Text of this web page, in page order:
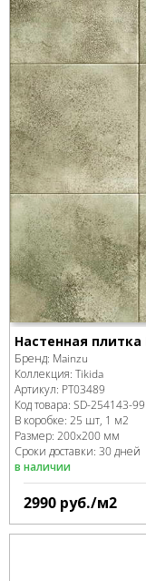
Настенная плитка
Бренд: Mainzu
Коллекция: Tikida
Артикул: PT03489
Код товара: SD-254143-99
В коробке: 25 шт, 1 м2
Размер: 200x200 мм
Сроки доставки: 30 дней
в наличии
2990 руб./м2